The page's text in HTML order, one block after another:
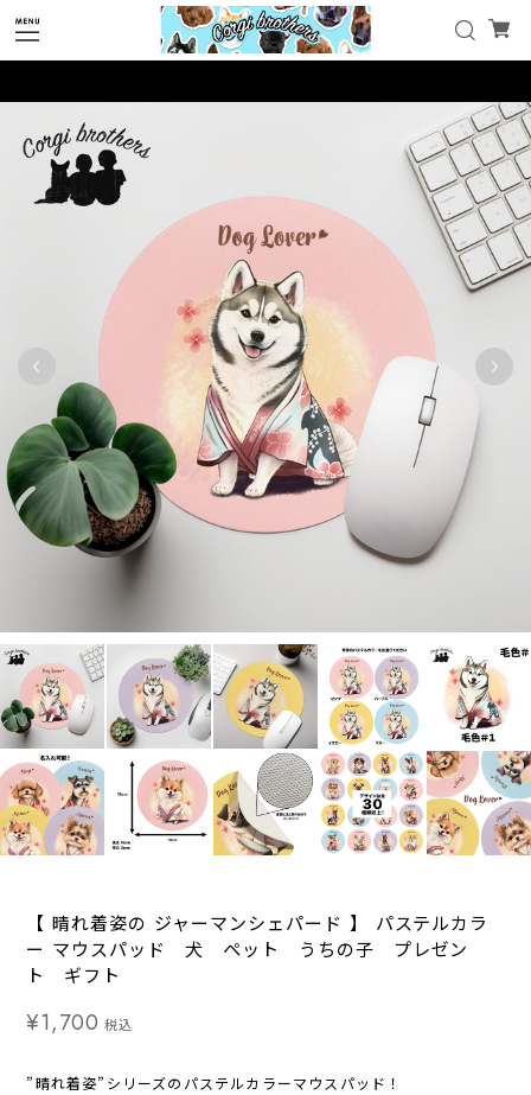
【 晴れ着姿の ジャーマンシェパード 】 パステルカラ
ー マウスパッド 犬 ペット うちの子 プレゼン
ト ギフト
¥1,700 税込
”晴れ着姿”シリーズのパステルカラーマウスパッド！